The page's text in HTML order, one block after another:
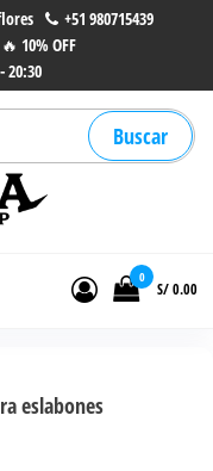
+51 980715439
10% OFF
20:30
Buscar
de Acero | Tienda de
de Vinilos, CDs y más.
0
S/ 0.00
eslabones